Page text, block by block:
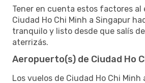
Tener en cuenta estos factores al
Ciudad Ho Chi Minh a Singapur
tranquilo y listo desde que salís
aterrizás.
Aeropuerto(s) de Ciudad Ho
Los vuelos de Ciudad Ho Chi Minh